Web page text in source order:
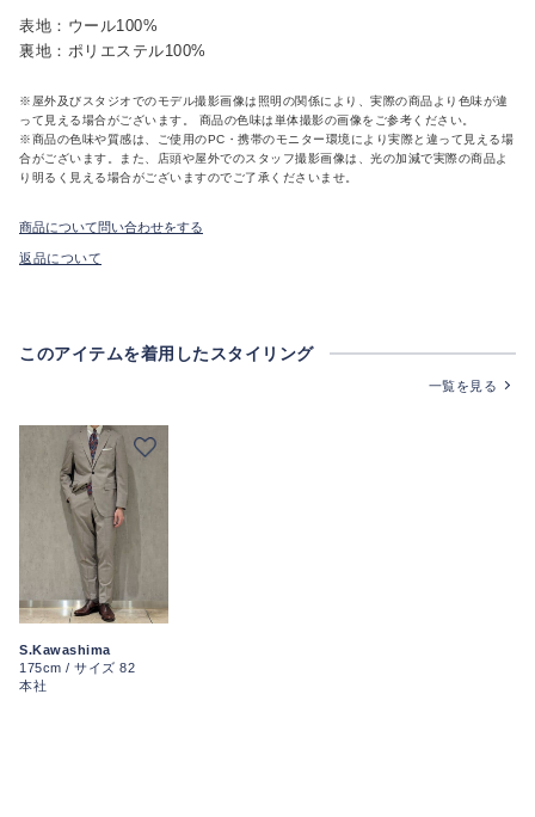
表地：ウール100%
裏地：ポリエステル100%
※屋外及びスタジオでのモデル撮影画像は照明の関係により、実際の商品より色味が違
って見える場合がございます。 商品の色味は単体撮影の画像をご参考ください。
※商品の色味や質感は、ご使用のPC・携帯のモニター環境により実際と違って見える場
合がございます。また、店頭や屋外でのスタッフ撮影画像は、光の加減で実際の商品よ
り明るく見える場合がございますのでご了承くださいませ。
商品について問い合わせをする
返品について
このアイテムを着用したスタイリング
一覧を見る
S.Kawashima
175cm / サイズ 82
本社